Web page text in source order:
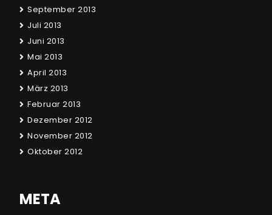
September 2013
Juli 2013
Juni 2013
Mai 2013
April 2013
März 2013
Februar 2013
Dezember 2012
November 2012
Oktober 2012
META